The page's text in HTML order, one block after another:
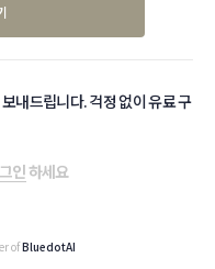
내드립니다. 걱정 없이 유료 구
인하세요
ofBluedotAI